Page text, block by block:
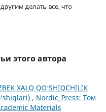
делать все, что
этого автора
XALQ QO‘SHIQCHILIK
, Nordic_Press: Том
Materials